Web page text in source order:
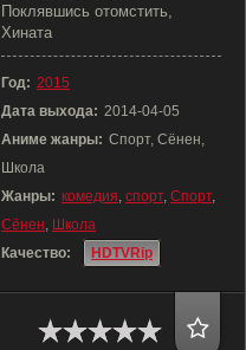
Поклявшись отомстить,
Хината
Год: 2015
Дата выхода: 2014-04-05
Аниме жанры: Спорт, Сёнен,
Школа
Жанры: комедия, спорт, Спорт,
Сёнен, Школа
Качество:
HDTVRip